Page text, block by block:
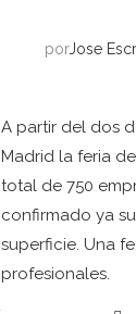
porJose
A partir del dos
Madrid la feria
total de 750
confirmado ya
superficie. Una
profesionales.